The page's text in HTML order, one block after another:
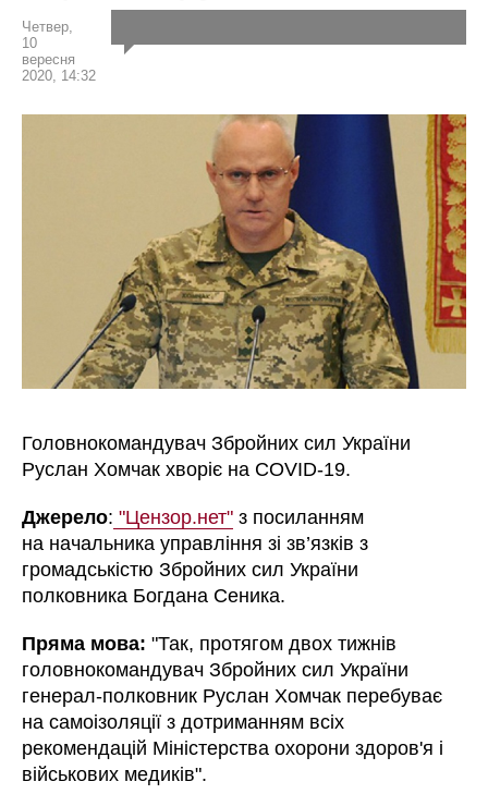
Четвер,
10
вересня
2020, 14:32
Головнокомандувач Збройних сил України
Руслан Хомчак хворіє на COVID-19.
Джерело: "Цензор.нет" з посиланням
на начальника управління зі зв’язків з
громадськістю Збройних сил України
полковника Богдана Сеника.
Пряма мова: "Так, протягом двох тижнів
головнокомандувач Збройних сил України
генерал-полковник Руслан Хомчак перебуває
на самоізоляції з дотриманням всіх
рекомендацій Міністерства охорони здоров'я і
військових медиків".